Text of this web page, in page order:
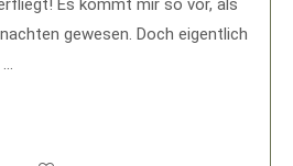
Es kommt mir so vor, als
gewesen. Doch eigentlich